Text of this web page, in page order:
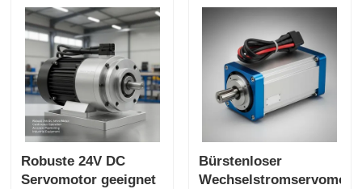
Robuste 24V DC
Servomotor geeignet
Bürstenloser